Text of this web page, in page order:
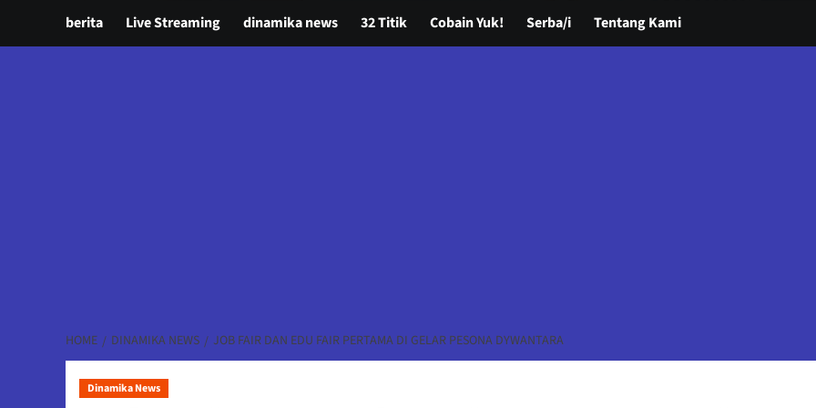
berita Live Streaming dinamika news 32 Titik Cobain Yuk! Serba/i Tentang Kami
HOME DINAMIKA NEWS JOB FAIR DAN EDU FAIR PERTAMA DI GELAR PESONA DYWANTARA
Dinamika News